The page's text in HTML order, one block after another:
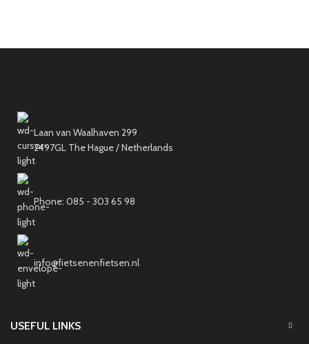
Laan van Waalhaven 299
2497GL The Hague / Netherlands
Phone: 085 - 303 65 98
info@fietsenenfietsen.nl
USEFUL LINKS